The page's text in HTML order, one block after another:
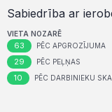
Sabiedrība ar
VIETA NOZARĒ
63 PĒC APGROZĪJUMA
29 PĒC PEĻŅAS
10 PĒC DARBINIEKU